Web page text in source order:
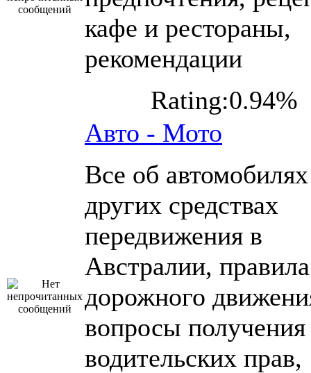
кафе и рестораны,
рекомендации
Rating:0.94%
Авто - Мото
Все об
других средствах
передвижения в
Австралии, правила
дорожного
вопросы получения
водительских прав,